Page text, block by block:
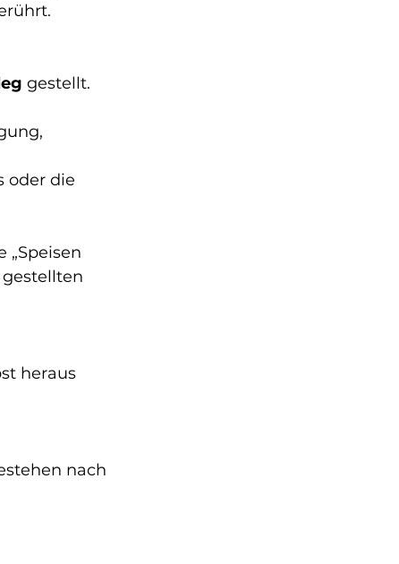
gestellt.
oder die
„Speisen
heraus
nach